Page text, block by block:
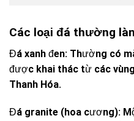
Các loại đá thường
Đá xanh đen: Thường có
được khai thác từ các
Thanh Hóa.
Đá granite (hoa cương):